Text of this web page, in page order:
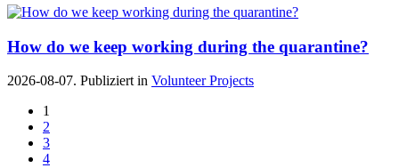
How do we keep working during the quarantine?
2026-08-07. Publiziert in Volunteer Projects
1
2
3
4